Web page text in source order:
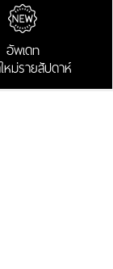
อัพเดท
หม่รายสัปดาห์